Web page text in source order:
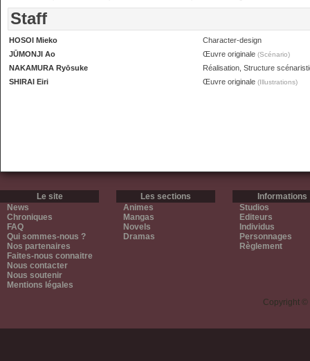
Staff
HOSOI Mieko
Character-design
JŪMONJI Ao
Œuvre originale (Scénario)
NAKAMURA Ryōsuke
Réalisation, Structure
SHIRAI Eiri
Œuvre originale (Illustrations)
Le site
News
Chroniques
FAQ
Qui sommes-nous ?
Nos partenaires
Faites-nous connaitre
Nous contacter
Nous soutenir
Mentions légales
Les sections
Animes
Mangas
Novels
Dramas
Informations
Studios
Editeurs
Individus
Personnages
Règlement
Copyright ©